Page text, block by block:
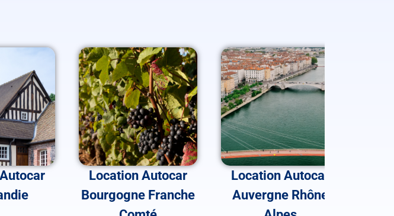
Location Autocar
Bourgogne Franche
Location Autocar
Auvergne Rhône